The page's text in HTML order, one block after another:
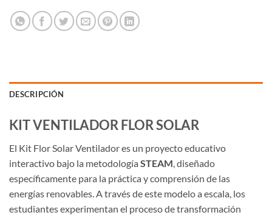
DESCRIPCIÓN
KIT VENTILADOR FLOR SOLAR
El Kit Flor Solar Ventiladores un proyecto educativo
interactivo bajo la metodología STEAM, diseñado
específicamente para la práctica y comprensión de las
energías renovables. A través de este modelo a escala, los
estudiantes experimentan el proceso de transformación